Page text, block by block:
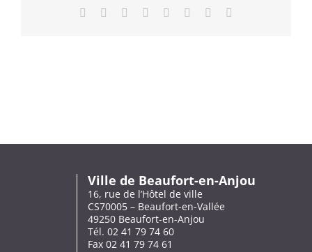
Facebook Reddit LinkedIn
TumblrPinterest
Ville de Beaufort-en-Anjou
16, rue de l’Hôtel de ville
CS70005 – Beaufort-en-Vallée
49250 Beaufort-en-Anjou
Tél. 02 41 79 74 60
Fax 02 41 79 74 61